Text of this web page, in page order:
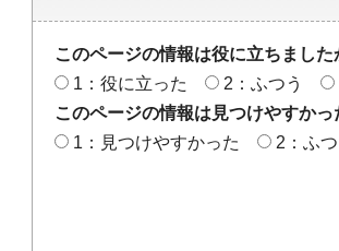
このページの情報は役に立ちました
1：役に立った
2：ふつう
このページの情報は見つけやすかっ
1：見つけやすかった
2：ふつ